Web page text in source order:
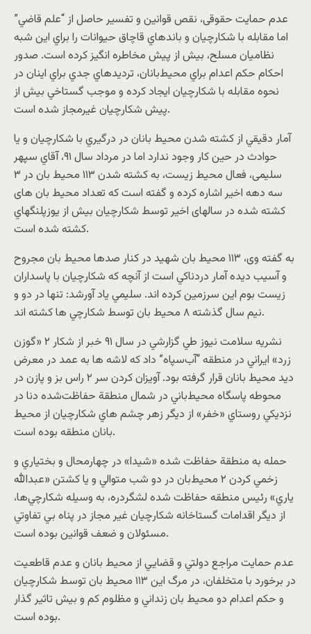
عدم حمايت حقوقى، نقص قوانين و تفسير حاصل از “علم قاضي”
اما مقابله با شکارچيان و باندهاي قاچاق حيوانات را براي اين شبه
نظاميان مسلح، بيش از پيش مخاطره انگيز کرده است. صدور
احکام حكم اعدام براي محيط‌بانان، ترديدهاي جدي براي اينان در
نحوه مقابله با شکارچيان ايجاد کرده و موجب گستاخي بيش از
پيش شكارچيان غيرمجاز شده است.
آمار دقيقي از کشته شدن محيط بانان در درگيري با شکارچيان و يا
حوادث در حين کار وجود ندارد اما در مرداد سال ۹١، آقاي سپهر
سليمى، فعال محيط زيست، به کشته شدن ١١٣ محيط بان در ٣
سه دهه اخير اشاره کرده و گفته است که تعداد محيط بان های
کشته شده در سالهای اخير توسط شکارچيان بيش از يوزپلنگهاي
کشته شده است.
به گفته وى، ١١٣ محيط بان شهيد در کنار صدها محيط بان مجروح
و آسيب ديده آمار دردناکي است از آنچه که شکارچيان با پاسداران
زيست بوم اين سرزمين کرده اند. سليمي ياد آورشد: تنها در دو و
نيم سال گذشته ٨ محيط بان توسط شکارچي ها کشته اند.
نشريه سلامت نيوز طي گزارشي در سال ۹١ خبر از شکار ٢ «گوزن
زرد» ايراني در منطقه “آب‌سپاه” داد که لاشه ها به عمد در معرض
ديد محيط‌ بانان قرار گرفته بود. آويزان کردن سر ٢ راس بز و پازن در
محوطه پاسگاه محيط‌باني در شمال منطقة حفاظت‌شده دنا در
نزديكي روستاي «خفر» از ديگر زهر چشم هاي شکارچيان از محيط
بانان منطقه بوده است.
حمله به منطقة حفاظت شده «شيدا» در چهارمحال و بختياري و
زخمي کردن ٢ محيط‌بان در دو شب متوالي و يا کشتن «عبدالله
ياري» رئيس منطقه حفاظت شده لشگر‌دره، به وسيله شکارچي‌ها،
از ديگر اقدامات گستاخانه شکارچيان غير مجاز در پناه بي تفاوتي
مسئولان و ضعف قوانين بوده است.
عدم حمايت مراجع دولتي و قضايي از محيط بانان و عدم قاطعيت
در برخورد با متخلفان، در مرگ اين ١١٣ محيط بان توسط شکارچيان
و حکم اعدام دو محيط بان زنداني و مظلوم کم و بيش تاثير گذار
بوده است.